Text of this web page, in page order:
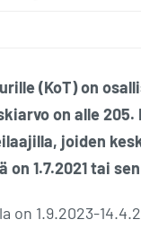
(KoT) on
on alle
joiden
1.7.2021 tai
on 1.9.2023-